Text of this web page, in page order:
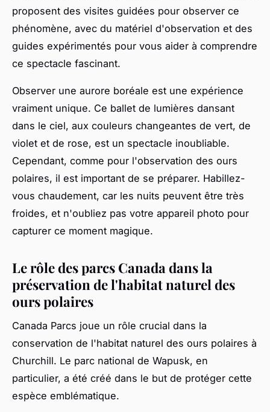
proposent des visites guidées pour observer ce
phénomène, avec du matériel d'observation et des
guides expérimentés pour vous aider à comprendre
ce spectacle fascinant.
Observer une aurore boréale est une expérience
vraiment unique. Ce ballet de lumières dansant
dans le ciel, aux couleurs changeantes de vert, de
violet et de rose, est un spectacle inoubliable.
Cependant, comme pour l'observation des ours
polaires, il est important de se préparer. Habillez-
vous chaudement, car les nuits peuvent être très
froides, et n'oubliez pas votre appareil photo pour
capturer ce moment magique.
Le rôle des parcs Canada dans la
préservation de l'habitat naturel des
ours polaires
Canada Parcs joue un rôle crucial dans la
conservation de l'habitat naturel des ours polaires à
Churchill. Le parc national de Wapusk, en
particulier, a été créé dans le but de protéger cette
espèce emblématique.